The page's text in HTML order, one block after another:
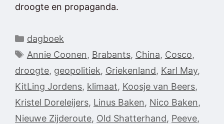
droogte en propaganda.
Categorieën
dagboek
Tags
Annie Coonen, Brabants, China, Cosco,
droogte, geopolitiek, Griekenland, Karl May,
KitLing Jordens, klimaat, Koosje van Beers,
Kristel Doreleijers, Linus Baken, Nico Baken,
Nieuwe Zijderoute, Old Shatterhand, Peeve,